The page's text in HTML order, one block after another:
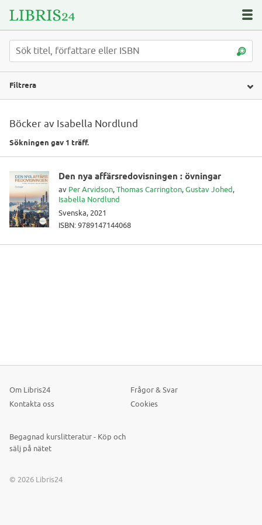
Filtrera
Böcker av Isabella Nordlund
Sökningen gav 1 träff.
Den nya affärsredovisningen : övningar
av Per Arvidson,Thomas Carrington,Gustav Johed,
Isabella Nordlund
Svenska, 2021
ISBN: 9789147144068
Om Libris24
Frågor & Svar
Kontakta oss
Cookies
Begagnad kurslitteratur - Köp och
sälj på nätet
© 2026 Libris24